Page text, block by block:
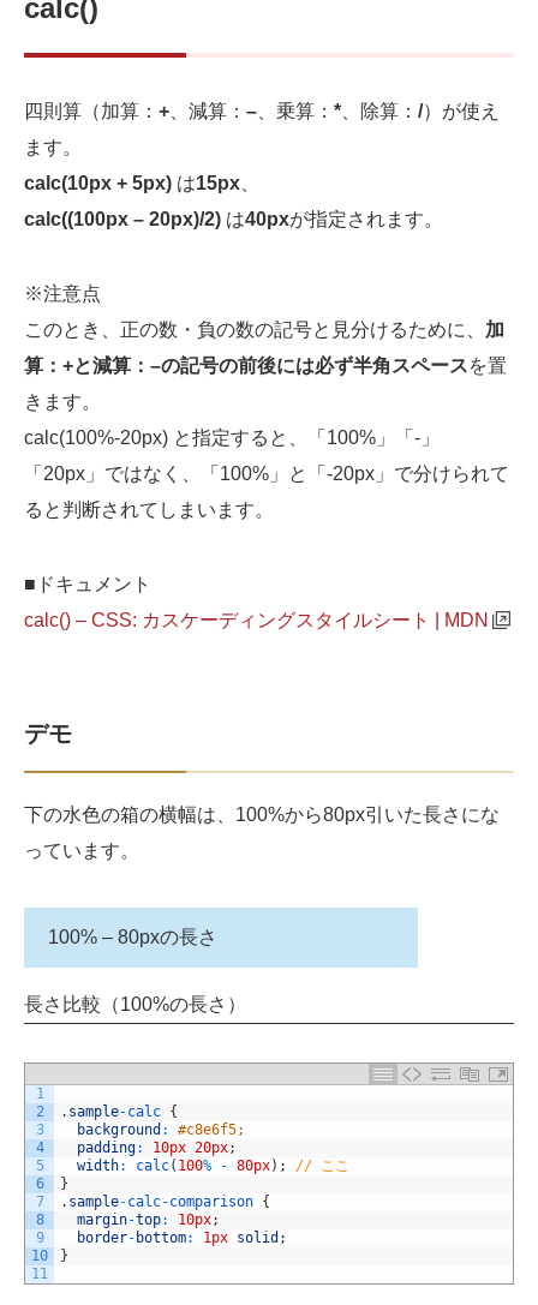
calc()
四則算（加算： + 、減算： – 、乗算： * 、除算： /）が使え
ます。
calc(10px + 5px) は15px
calc((100px – 20px)/2) は40pxが指定されます。
※注意点
このとき、正の数・負の数の記号と見分けるために、 加
算： +と減算： –の記号の前後には必ず半角スペースを置
きます。
calc(100%-20px) と指定すると、「100%」「-」
「20px」ではなく、「100%」と「-20px」で分けられて
ると判断されてしまいます。
■ドキュメント
calc() – CSS: カスケーディングスタイルシート | MDN
デモ
下の水色の箱の横幅は、100%から80px引いた長さにな
っています。
100% – 80pxの長さ
長さ比較（100%の長さ）
1
2
3
4
5
6
7
8
9
10
11
. sample-calc {
background :
#c8e6f5;
padding: 10px 20px;
width: calc( 100% - 80px) ;
// ここ
}
. sample-calc-comparison {
margin-top: 10px;
border- bottom: 1px solid ;
}